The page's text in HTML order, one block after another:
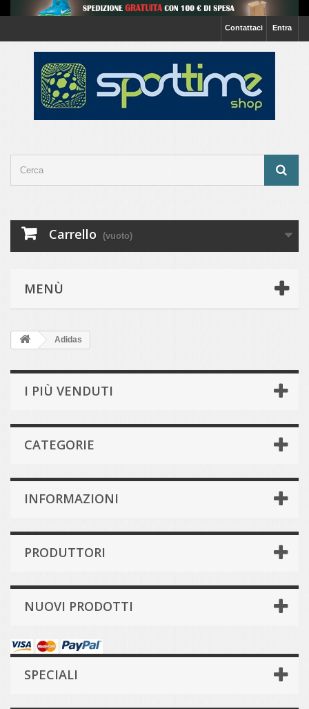
Entra
Contattaci
Carrello (vuoto)
MENÙ
Adidas
I PIÙ VENDUTI
CATEGORIE
INFORMAZIONI
PRODUTTORI
NUOVI PRODOTTI
SPECIALI